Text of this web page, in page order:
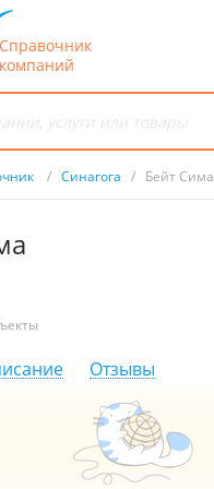
Справочник
компаний
/ Синагога / Бейт Сима
Отзывы